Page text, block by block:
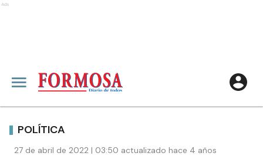
Ads
POLÍTICA
27 de abril de 2022 | 03:50 actualizado hace 4 años